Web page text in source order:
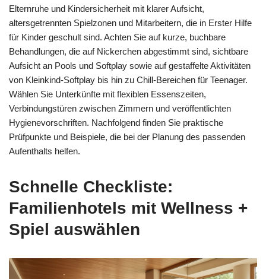
Elternruhe und Kindersicherheit mit klarer Aufsicht,
altersgetrennten Spielzonen und Mitarbeitern, die in Erster Hilfe
für Kinder geschult sind. Achten Sie auf kurze, buchbare
Behandlungen, die auf Nickerchen abgestimmt sind, sichtbare
Aufsicht an Pools und Softplay sowie auf gestaffelte Aktivitäten
von Kleinkind‑Softplay bis hin zu Chill‑Bereichen für Teenager.
Wählen Sie Unterkünfte mit flexiblen Essenszeiten,
Verbindungstüren zwischen Zimmern und veröffentlichten
Hygienevorschriften. Nachfolgend finden Sie praktische
Prüfpunkte und Beispiele, die bei der Planung des passenden
Aufenthalts helfen.
Schnelle Checkliste:
Familienhotels mit Wellness +
Spiel auswählen